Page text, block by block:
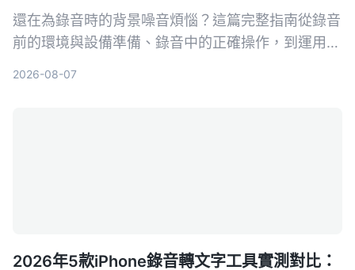
還在為錄音時的背景噪音煩惱？這篇完整指南從錄音
前的環境與設備準備、錄音中的正確操作，到運用AI
2026-08-07
2026年5款iPhone錄音轉文字工具實測對比：